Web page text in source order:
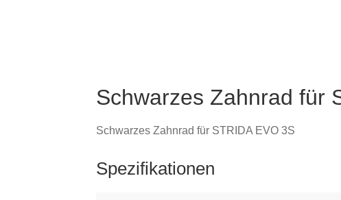
Schwarzes Zahnrad für
Schwarzes Zahnrad für STRIDA EVO 3S
Spezifikationen